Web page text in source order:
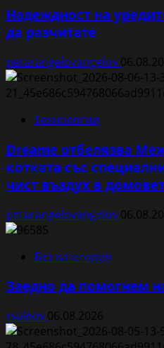
Надеждност на
да разчитате
petarangelovangelov
Технологии
Dreame отбелязва
котката със
чист въздух в
petarangelovangelov
Без категория
Заедно да помогнем
rvaleov 06.08.2026